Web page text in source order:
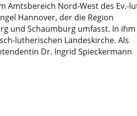
Amtsbereich Nord-West des Ev.-
Hannover, der die Region
und Schaumburg umfasst. In ihm
lutherischen Landeskirche. Als
Dr. Ingrid Spieckermann